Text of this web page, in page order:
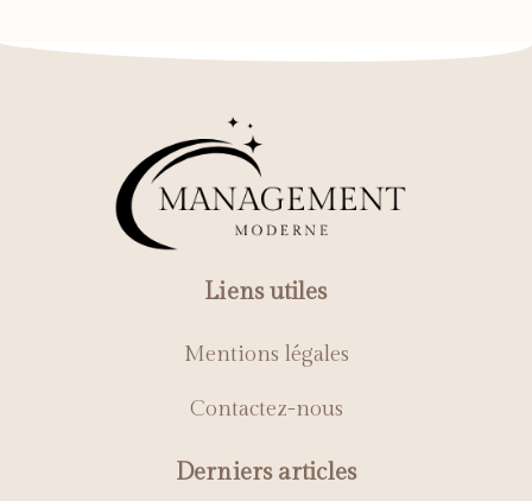
Liens utiles
Mentions légales
Contactez-nous
Derniers articles